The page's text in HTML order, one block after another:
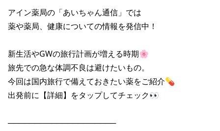
アイン薬局の「あいちゃん通信」では
薬や薬局、健康についての情報を発信中！
新生活やGWの旅行計画が増える時期🌸
旅先での急な体調不良は避けたいもの。
今回は国内旅行で備えておきたい薬をご紹介💊
出発前に【詳細】をタップしてチェック👀
────────────────────